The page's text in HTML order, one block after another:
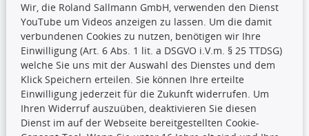
CARAT Gruppe
Wir, die Roland Sallmann GmbH, verwenden den Dienst
YouTube um Videos anzeigen zu lassen. Um die damit
verbundenen Cookies zu nutzen, benötigen wir Ihre
Einwilligung (Art. 6 Abs. 1 lit. a DSGVO i.V.m. § 25 TTDSG)
welche Sie uns mit der Auswahl des Dienstes und dem
Klick Speichern erteilen. Sie können Ihre erteilte
Einwilligung jederzeit für die Zukunft widerrufen. Um
Ihren Widerruf auszuüben, deaktivieren Sie diesen
Dienst im auf der Webseite bereitgestellten Cookie-